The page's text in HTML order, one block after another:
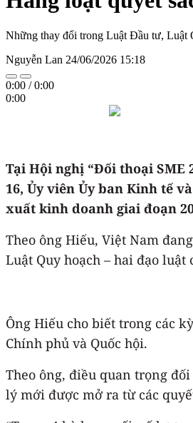
Những thay đổi trong Luật Đầu tư, Luật
Nguyễn Lan 24/06/2026 15:18
0:00 /0:00
0:00
Tại Hội nghị “Đối thoại SME
16, Ủy viên Ủy ban Kinh tế
xuất kinh doanh giai đoạn
Theo ông Hiếu, Việt Nam
Luật Quy hoạch – hai đạo
Ông Hiếu cho biết trong các
Chính phủ và Quốc hội.
Theo ông, điều quan trọng
lý mới được mở ra từ các